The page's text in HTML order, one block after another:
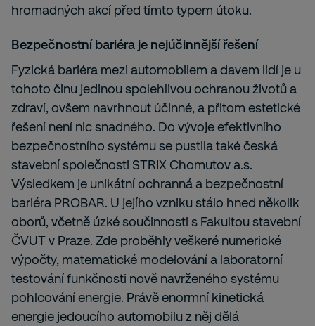
hromadných akcí před tímto typem útoku.
Bezpečnostní bariéra je nejúčinnější řešení
Fyzická bariéra mezi automobilem a davem lidí je u
tohoto činu jedinou spolehlivou ochranou životů a
zdraví, ovšem navrhnout účinné, a přitom estetické
řešení není nic snadného. Do vývoje efektivního
bezpečnostního systému se pustila také česká
stavební společnosti STRIX Chomutov a.s.
Výsledkem je unikátní ochranná a bezpečnostní
bariéra PROBAR. U jejího vzniku stálo hned několik
oborů, včetně úzké součinnosti s Fakultou stavební
ČVUT v Praze. Zde proběhly veškeré numerické
výpočty, matematické modelování a laboratorní
testování funkčnosti nově navrženého systému
pohlcování energie. Právě enormní kinetická
energie jedoucího automobilu z něj dělá